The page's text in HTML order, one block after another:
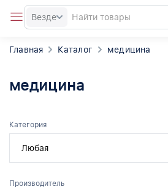
Везде
Главная Каталог медицина
медицина
Категория
Производитель